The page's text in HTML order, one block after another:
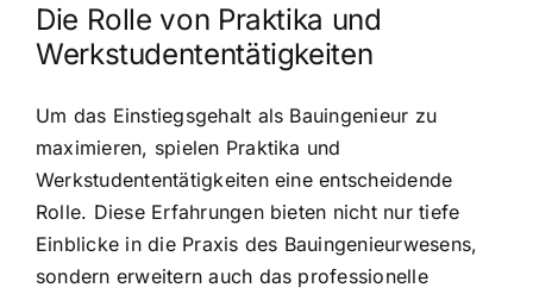
Die Rolle von Praktika und
Werkstudententätigkeiten
Um das Einstiegsgehalt als Bauingenieur zu
maximieren, spielen Praktika und
Werkstudententätigkeiten eine entscheidende
Rolle. Diese Erfahrungen bieten nicht nur tiefe
Einblicke in die Praxis des Bauingenieurwesens,
sondern erweitern auch das professionelle